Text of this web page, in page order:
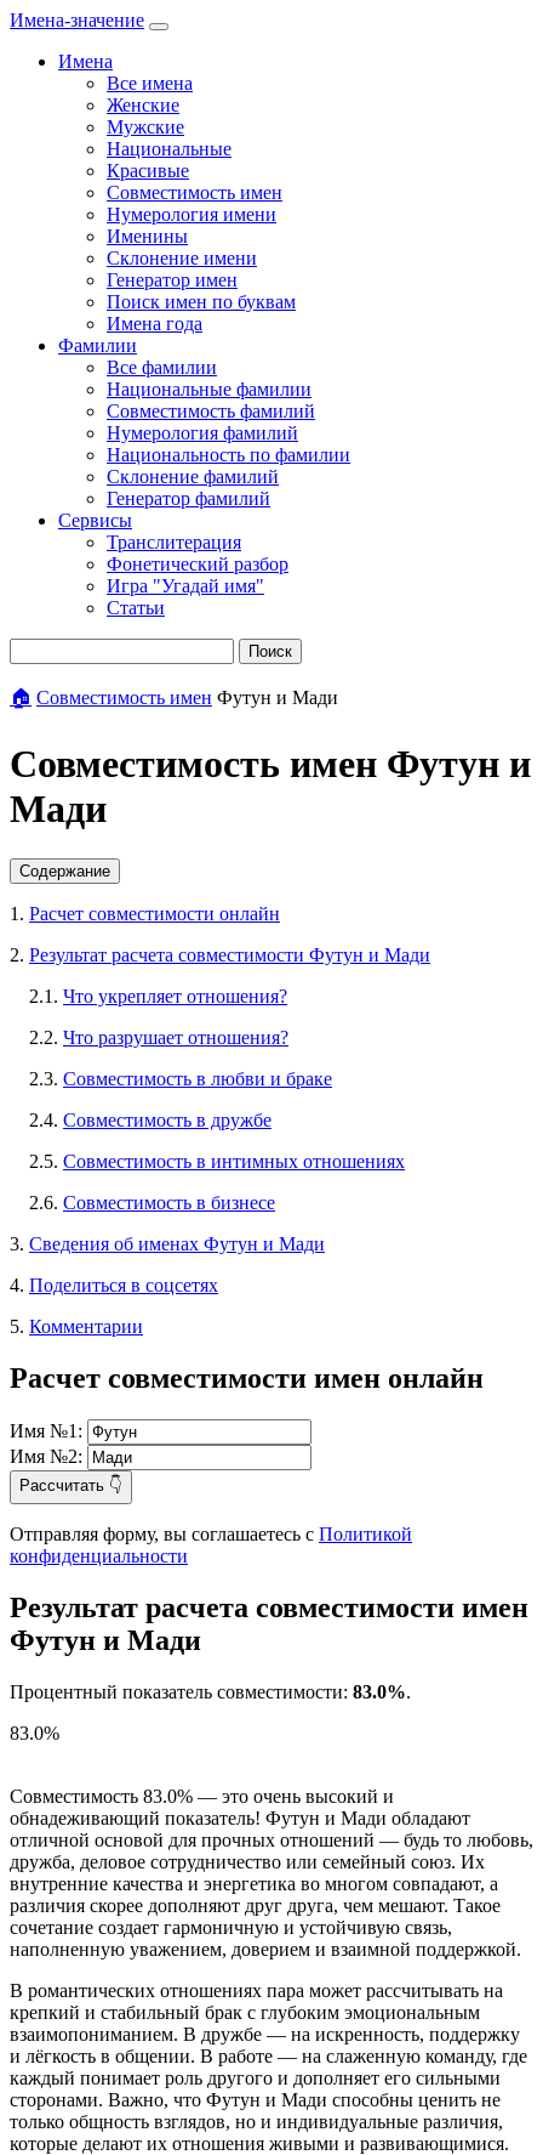
Имена-значение
Имена
Все имена
Женские
Мужские
Национальные
Красивые
Совместимость имен
Нумерология имени
Именины
Склонение имени
Генератор имен
Поиск имен по буквам
Имена года
Фамилии
Все фамилии
Национальные фамилии
Совместимость фамилий
Нумерология фамилий
Национальность по фамилии
Склонение фамилий
Генератор фамилий
Сервисы
Транслитерация
Фонетический разбор
Игра "Угадай имя"
Статьи
Поиск
🏠 Совместимость имен Футун и Мади
Совместимость имен Футун и
Мади
Содержание
1. Расчет совместимости онлайн
2. Результат расчета совместимости Футун и Мади
2.1. Что укрепляет отношения?
2.2. Что разрушает отношения?
2.3. Совместимость в любви и браке
2.4. Совместимость в дружбе
2.5. Совместимость в интимных отношениях
2.6. Совместимость в бизнесе
3. Сведения об именах Футун и Мади
4. Поделиться в соцсетях
5. Комментарии
Расчет совместимости имен онлайн
Имя №1:
Имя №2:
Рассчитать 👇
Отправляя форму, вы соглашаетесь с Политикой
конфиденциальности
Результат расчета совместимости имен
Футун и Мади
Процентный показатель совместимости: 83.0%.
83.0%
Совместимость 83.0% — это очень высокий и
обнадеживающий показатель! Футун и Мади обладают
отличной основой для прочных отношений — будь то любовь,
дружба, деловое сотрудничество или семейный союз. Их
внутренние качества и энергетика во многом совпадают, а
различия скорее дополняют друг друга, чем мешают. Такое
сочетание создает гармоничную и устойчивую связь,
наполненную уважением, доверием и взаимной поддержкой.
В романтических отношениях пара может рассчитывать на
крепкий и стабильный брак с глубоким эмоциональным
взаимопониманием. В дружбе — на искренность, поддержку
и лёгкость в общении. В работе — на слаженную команду, где
каждый понимает роль другого и дополняет его сильными
сторонами. Важно, что Футун и Мади способны ценить не
только общность взглядов, но и индивидуальные различия,
которые делают их отношения живыми и развивающимися.